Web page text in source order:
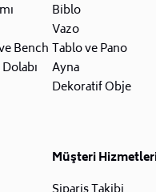
Bench
Biblo
Vazo
Tablo ve Pano
Ayna
Dekoratif Obje
Müşteri